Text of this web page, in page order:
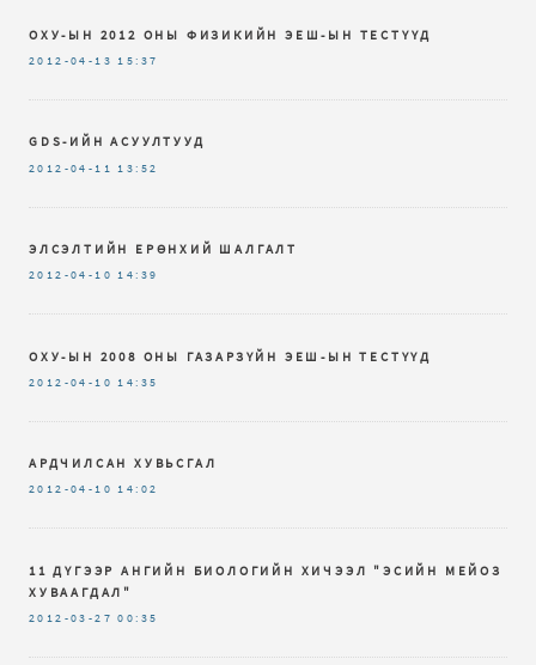
ОХУ-ЫН 2012 ОНЫ ФИЗИКИЙН ЭЕШ-ЫН ТЕСТҮҮД
2012-04-13 15:37
GDS-ИЙН АСУУЛТУУД
2012-04-11 13:52
ЭЛСЭЛТИЙН ЕРӨНХИЙ ШАЛГАЛТ
2012-04-10 14:39
ОХУ-ЫН 2008 ОНЫ ГАЗАРЗҮЙН ЭЕШ-ЫН ТЕСТҮҮД
2012-04-10 14:35
АРДЧИЛСАН ХУВЬСГАЛ
2012-04-10 14:02
11 ДҮГЭЭР АНГИЙН БИОЛОГИЙН ХИЧЭЭЛ "ЭСИЙН МЕЙОЗ
ХУВААГДАЛ"
2012-03-27 00:35